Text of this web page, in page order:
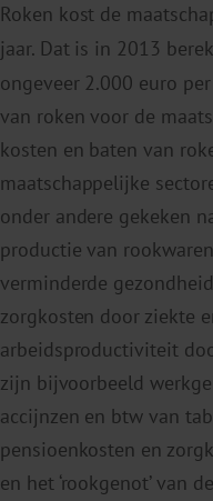
1
3
vrouwen en hun
zwangerschap.
Pineles BL, Hsu
Review and
and Maternal
During
15;184(2):87-97.
Perined.https://
op: 13 december
Roken kost de
jaar. Dat is in 2013
ongeveer 2.000 euro
van roken voor de
kosten en baten van
maatschappelijke
onder andere gekeken
productie van
verminderde
zorgkosten door ziekte
arbeidsproductiviteit
zijn bijvoorbeeld
accijnzen en btw van
pensioenkosten en
en het ‘rookgenot’ van